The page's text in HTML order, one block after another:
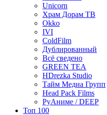
Unicorn
Храм Дорам ТВ
Okko
IVI
ColdFilm
Дублированный
Всё сведено
GREEN TEA
HDrezka Studio
Тайм Медиа Групп
Head Pack Films
РуАниме / DEEP
Топ 100